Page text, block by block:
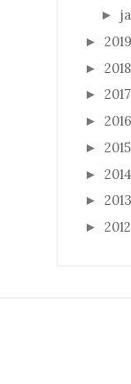
►
► 2019
► 2018
► 2017
► 2016
► 2015
► 2014
► 2013
► 2012